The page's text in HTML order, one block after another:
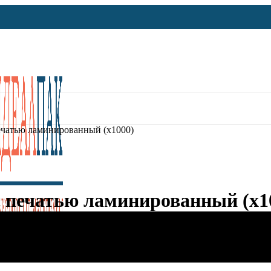
ламинированный (х1000)
ламинированный